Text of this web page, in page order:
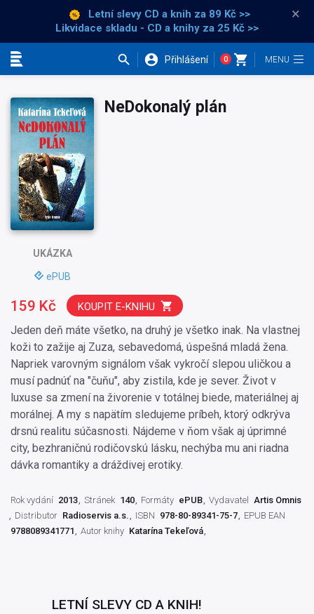
Letní slevy CD a knih za 89 Kč >>
Likvidace skladu - CD a knihy za 25 Kč >>
×
Přihlášení 0
UKÁZKA
ePUB
NeDokonalý plán
Jeden deň máte všetko, na druhý je všetko inak. Na vlastnej
koži to zažije aj Zuza, sebavedomá, úspešná mladá žena.
Napriek varovným signálom však vykročí slepou uličkou a
musí padnúť na "čuňu", aby zistila, kde je sever. Život v
luxuse sa zmení na živorenie v totálnej biede, materiálnej aj
morálnej. A my s napätím sledujeme príbeh, ktorý odkrýva
drsnú realitu súčasnosti. Nájdeme v ňom však aj úprimné
city, bezhraničnú rodičovskú lásku, nechýba mu ani riadna
dávka romantiky a dráždivej erotiky.
159 Kč KOUPIT E-KNIHU
Rok vydání 2013 Stránek 140 Formáty ePUB Vydavatel
Artis Omnis
Distributor Radioservis a.s. ISBN 978-80-89341-75-7
EPUB EAN
9788089341771
Autor knihy Katarína Tekeľová
LETNÍ SLEVY CD A KNIH!